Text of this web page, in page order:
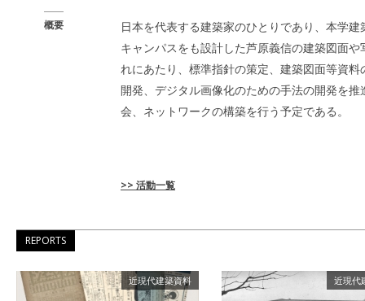
概要
日本を代表する建築家のひとりであり、本学
キャンパスをも設計した芦原義信の建築図面
れにあたり、標準指針の策定、建築図面等資
開発、デジタル画像化のための手法の開発を
会、ネットワークの構築を行う予定である。
>> 活動一覧
REPORTS
近現代建築資料 近現代